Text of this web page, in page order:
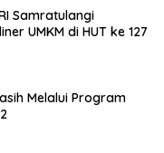
Samratulangi
UMKM di HUT ke 127
Melalui Program